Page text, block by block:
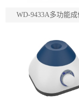
WD-9433A多功能